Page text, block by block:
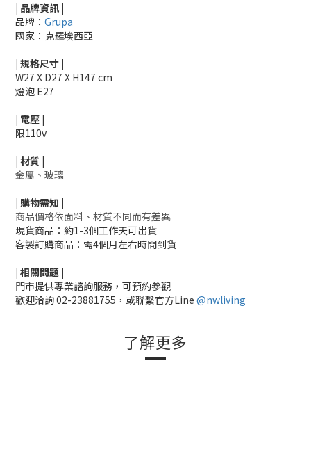
| 品牌資訊 |
品牌： Grupa
國家：克羅埃西亞
| 規格尺寸 |
W27 X D27 X H147 cm
燈泡 E27
| 電壓 |
限110v
| 材質 |
金屬、玻璃
| 購物需知 |
商品價格依面料、材質不同而有差異
現貨商品：約1-3個工作天可出貨
客製訂購商品：需4個月左右時間到貨
| 相關問題 |
門市提供專業諮詢服務，可預約參觀
歡迎洽詢02-23881755， 或聯繫官方Line @nwliving
了解更多